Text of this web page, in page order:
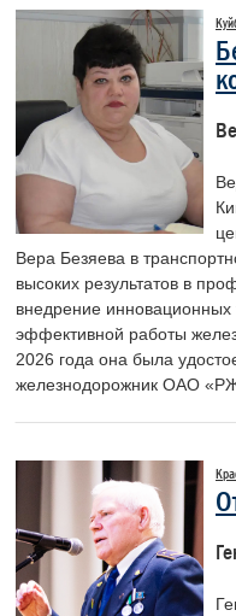
Вера Безяева в
высоких результатов в
внедрение инновационных
эффективной работы
2026 года она была
железнодорожник ОАО